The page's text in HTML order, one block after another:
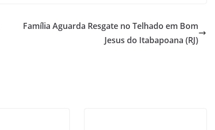
Família Aguarda Resgate no Telhado em Bom
Jesus do Itabapoana (RJ)